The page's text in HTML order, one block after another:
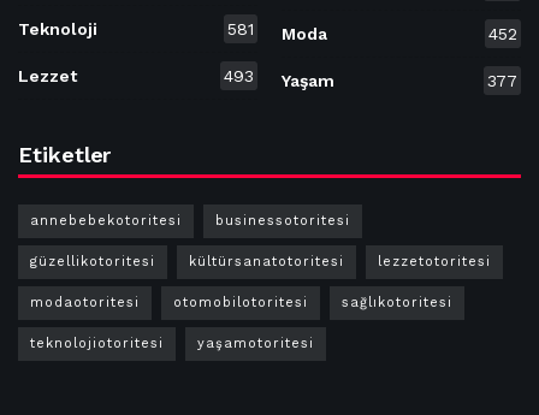
Teknoloji 581
Lezzet 493
Moda 452
Yaşam 377
Etiketler
annebebekotoritesi businessotoritesi
güzellikotoritesi kültürsanatotoritesi lezzetotoritesi
modaotoritesi otomobilotoritesi sağlıkotoritesi
teknolojiotoritesi yaşamotoritesi